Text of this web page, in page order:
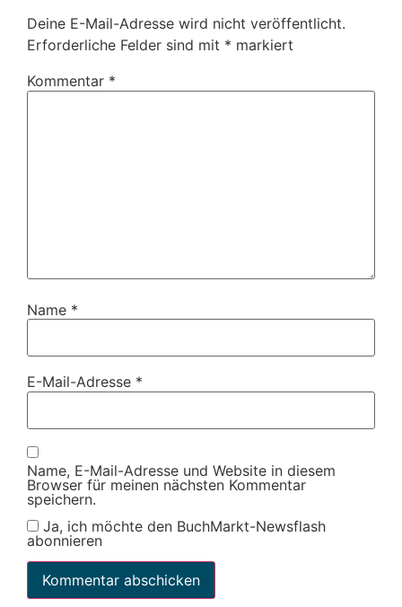
Deine E-Mail-Adresse wird nicht veröffentlicht.
Erforderliche Felder sind mit * markiert
Kommentar *
Name *
E-Mail-Adresse *
Name, E-Mail-Adresse und Website in diesem
Browser für meinen nächsten Kommentar
speichern.
Ja, ich möchte den BuchMarkt-Newsflash
abonnieren